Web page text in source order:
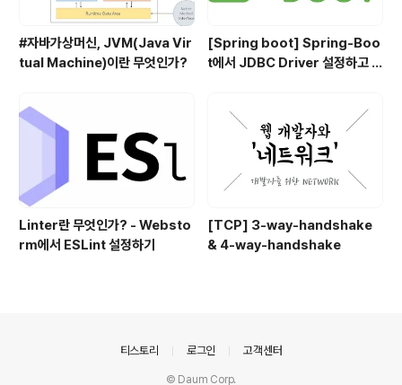
#자바가상머신, JVM(Java Vir
tual Machine)이란 무엇인가?
[Spring boot] Spring-Boo
t에서 JDBC Driver 설정하고 사
Linter란 무엇인가? - Websto
rm에서 ESLint 설정하기
[TCP] 3-way-handshake
& 4-way-handshake
티스토리 로그인 고객센터
© Daum Corp.